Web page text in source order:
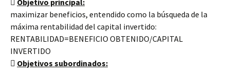
 Objetivo principal:
maximizar beneficios, entendido como la búsqueda de la
máxima rentabilidad del capital invertido:
RENTABILIDAD=BENEFICIO OBTENIDO/CAPITAL
INVERTIDO
 Objetivos subordinados: